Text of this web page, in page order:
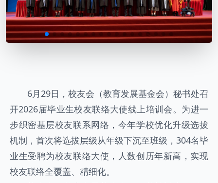
6月29日，校友会（教育发展基金会）秘书处召
开2026届毕业生校友联络大使线上培训会。为进一
步织密基层校友联系网络，今年学校优化升级选拔
机制，首次将选拔层级从年级下沉至班级，304名毕
业生受聘为校友联络大使，人数创历年新高，实现
校友联络全覆盖、精细化。